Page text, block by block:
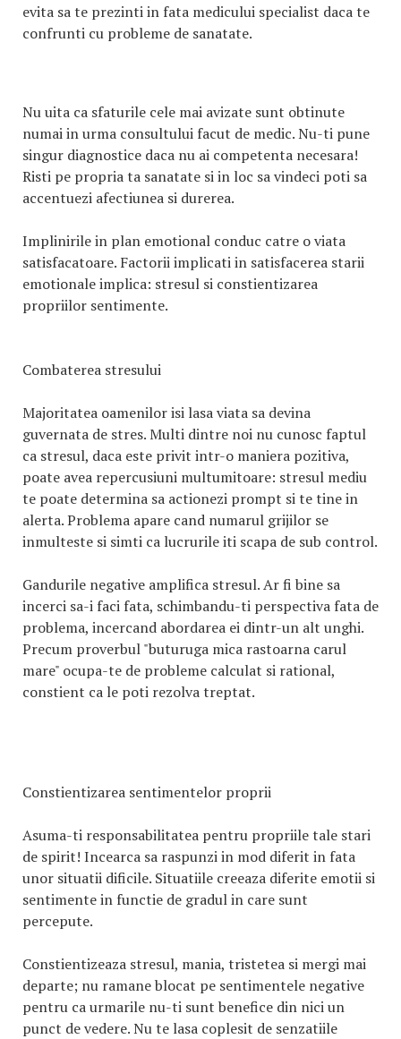
evita sa te prezinti in fata medicului specialist daca te
confrunti cu probleme de sanatate.
Nu uita ca sfaturile cele mai avizate sunt obtinute
numai in urma consultului facut de medic. Nu-ti pune
singur diagnostice daca nu ai competenta necesara!
Risti pe propria ta sanatate si in loc sa vindeci poti sa
accentuezi afectiunea si durerea.
Implinirile in plan emotional conduc catre o viata
satisfacatoare. Factorii implicati in satisfacerea starii
emotionale implica: stresul si constientizarea
propriilor sentimente.
Combaterea stresului
Majoritatea oamenilor isi lasa viata sa devina
guvernata de stres. Multi dintre noi nu cunosc faptul
ca stresul, daca este privit intr-o maniera pozitiva,
poate avea repercusiuni multumitoare: stresul mediu
te poate determina sa actionezi prompt si te tine in
alerta. Problema apare cand numarul grijilor se
inmulteste si simti ca lucrurile iti scapa de sub control.
Gandurile negative amplifica stresul. Ar fi bine sa
incerci sa-i faci fata, schimbandu-ti perspectiva fata de
problema, incercand abordarea ei dintr-un alt unghi.
Precum proverbul "buturuga mica rastoarna carul
mare" ocupa-te de probleme calculat si rational,
constient ca le poti rezolva treptat.
Constientizarea sentimentelor proprii
Asuma-ti responsabilitatea pentru propriile tale stari
de spirit! Incearca sa raspunzi in mod diferit in fata
unor situatii dificile. Situatiile creeaza diferite emotii si
sentimente in functie de gradul in care sunt
percepute.
Constientizeaza stresul, mania, tristetea si mergi mai
departe; nu ramane blocat pe sentimentele negative
pentru ca urmarile nu-ti sunt benefice din nici un
punct de vedere. Nu te lasa coplesit de senzatiile